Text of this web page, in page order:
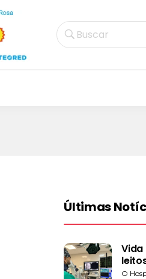
Buscar
Últimas
Vida
O